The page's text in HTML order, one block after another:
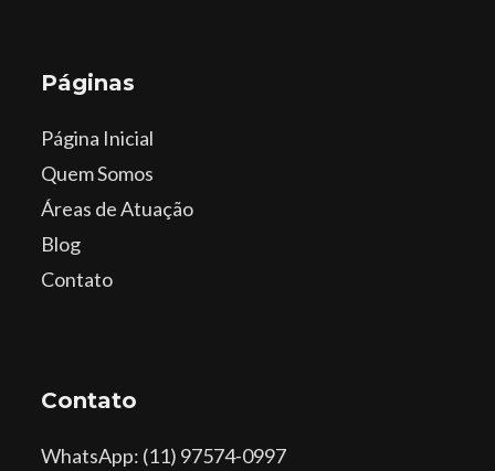
Páginas
Página Inicial
Quem Somos
Áreas de Atuação
Blog
Contato
Contato
WhatsApp: (11) 97574-0997